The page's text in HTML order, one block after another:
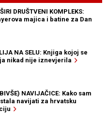
DRUŠTVENI KOMPLEKS:
majica i batine za Dan
NA SELU: Knjiga kojoj se
nikad nije iznevjerila
NAVIJAČICE: Kako sam
navijati za hrvatsku